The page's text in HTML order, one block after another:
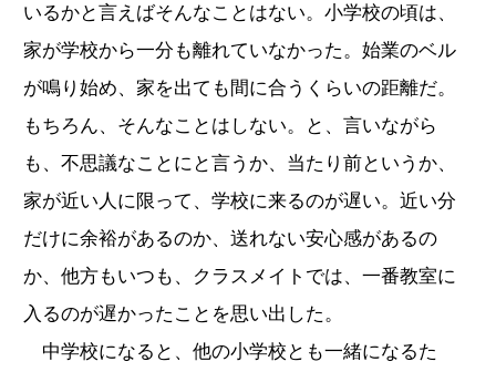
いるかと言えばそんなことはない。小学校の頃は、
家が学校から一分も離れていなかった。始業のベル
が鳴り始め、家を出ても間に合うくらいの距離だ。
もちろん、そんなことはしない。と、言いながら
も、不思議なことにと言うか、当たり前というか、
家が近い人に限って、学校に来るのが遅い。近い分
だけに余裕があるのか、送れない安心感があるの
か、他方もいつも、クラスメイトでは、一番教室に
入るのが遅かったことを思い出した。
中学校になると、他の小学校とも一緒になるた